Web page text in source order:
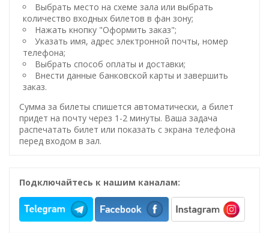
Выбрать место на схеме зала или выбрать
количество входных билетов в фан зону;
Нажать кнопку "Оформить заказ";
Указать имя, адрес электронной почты, номер
телефона;
Выбрать способ оплаты и доставки;
Внести данные банковской карты и завершить
заказ.
Сумма за билеты спишется автоматически, а билет
придет на почту через 1-2 минуты. Ваша задача
распечатать билет или показать с экрана телефона
перед входом в зал.
Подключайтесь к нашим каналам: